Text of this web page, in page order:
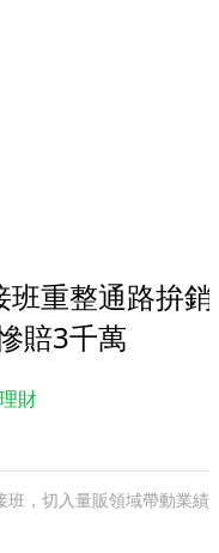
班重整通路拚銷
賠3千萬
財
，切入量販領域帶動業績